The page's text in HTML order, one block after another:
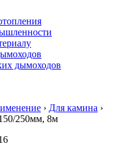
дымоходов
› Для камина ›
250мм, 8м